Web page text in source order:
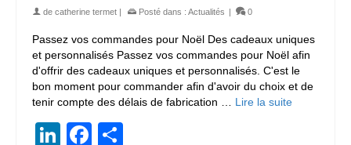
de catherine termet | Posté dans : Actualités | 0
Passez vos commandes pour Noël Des cadeaux uniques
et personnalisés Passez vos commandes pour Noël afin
d'offrir des cadeaux uniques et personnalisés. C'est le
bon moment pour commander afin d'avoir du choix et de
tenir compte des délais de fabrication … Lire la suite
LinkedIn
Facebook